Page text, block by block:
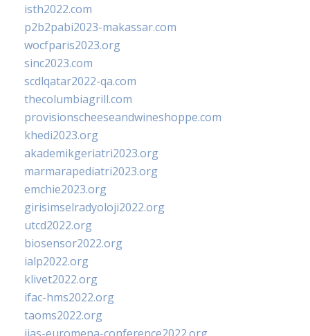
isth2022.com
p2b2pabi2023-makassar.com
wocfparis2023.org
sinc2023.com
scdlqatar2022-qa.com
thecolumbiagrill.com
provisionscheeseandwineshoppe.com
khedi2023.org
akademikgeriatri2023.org
marmarapediatri2023.org
emchie2023.org
girisimselradyoloji2022.org
utcd2022.org
biosensor2022.org
ialp2022.org
klivet2022.org
ifac-hms2022.org
taoms2022.org